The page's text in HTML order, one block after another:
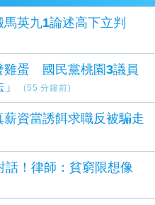
英九1論述高下立判
雞蛋 國民黨桃園3議員
(55 分鐘前)
資當誘餌求職反被騙走
！律師：貧窮限想像